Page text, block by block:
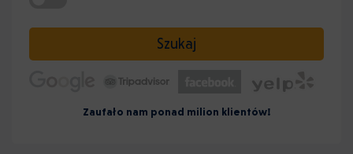
Szukaj
Zaufało nam ponad milion klientów!